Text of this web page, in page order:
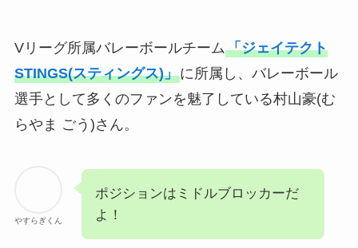
Vリーグ所属バレーボールチーム「ジェイテクト
STINGS(スティングス)」に所属し、バレーボール
選手として多くのファンを魅了している村山豪(む
らやま ごう)さん。
やすらぎくん
ポジションはミドルブロッカーだ
よ！